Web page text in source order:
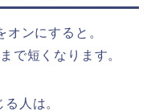
ンにすると。
で短くなります。
人は。